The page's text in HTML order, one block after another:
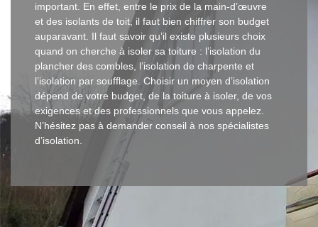
important. En effet, entre le prix de la main-d’œuvre
et des isolants de toit, il faut bien chiffrer son budget
auparavant. Il faut savoir qu’il existe plusieurs choix
quand on cherche à isoler sa toiture : l’isolation du
plancher des combles, l’isolation de charpente et
l’isolation par soufflage. Choisir un moyen d’isolation
dépend de votre budget, de la toiture à isoler, de vos
exigences et des professionnels que vous appelez.
N’hésitez pas à demander conseil à nos spécialistes
d’isolation.